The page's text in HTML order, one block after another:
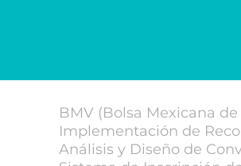
BMV (Bolsa Mexicana de
Implementación de
Análisis y Diseño de